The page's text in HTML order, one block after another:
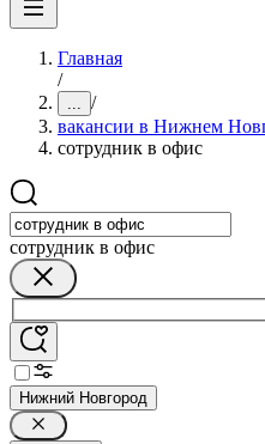
Главная
/
... /
вакансии в Нижнем
сотрудник в офис
сотрудник в офис
Нижний Новгород